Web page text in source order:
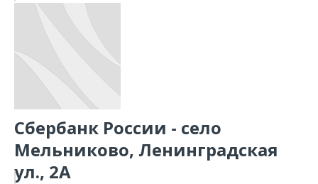
Сбербанк России - село
Мельниково, Ленинградская
ул., 2А